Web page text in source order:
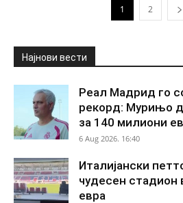
1 2
Најнови вести
Реал Мадрид го
рекорд: Мурињо
за 140 милиони
6 Aug 2026. 16:40
Италијански
чудесен стадион
евра